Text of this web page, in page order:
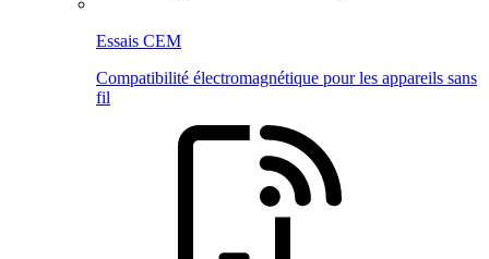
Essais CEM
Compatibilité électromagnétique pour les appareils sans
fil